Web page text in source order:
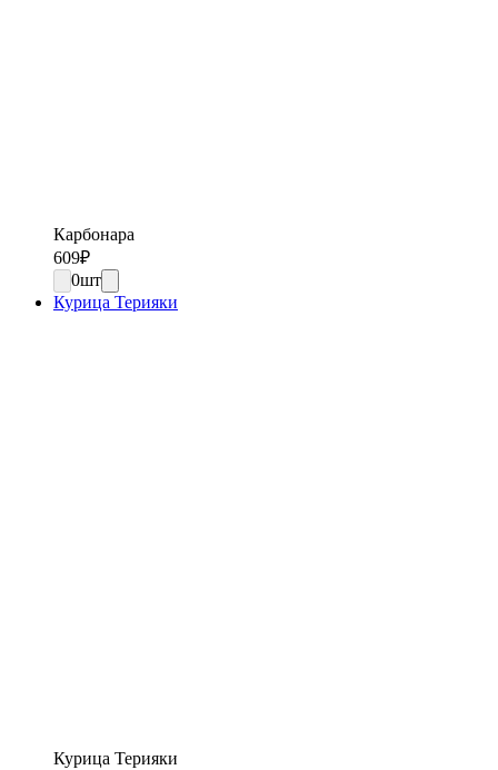
Карбонара
609₽
0шт
Курица Терияки
Курица Терияки